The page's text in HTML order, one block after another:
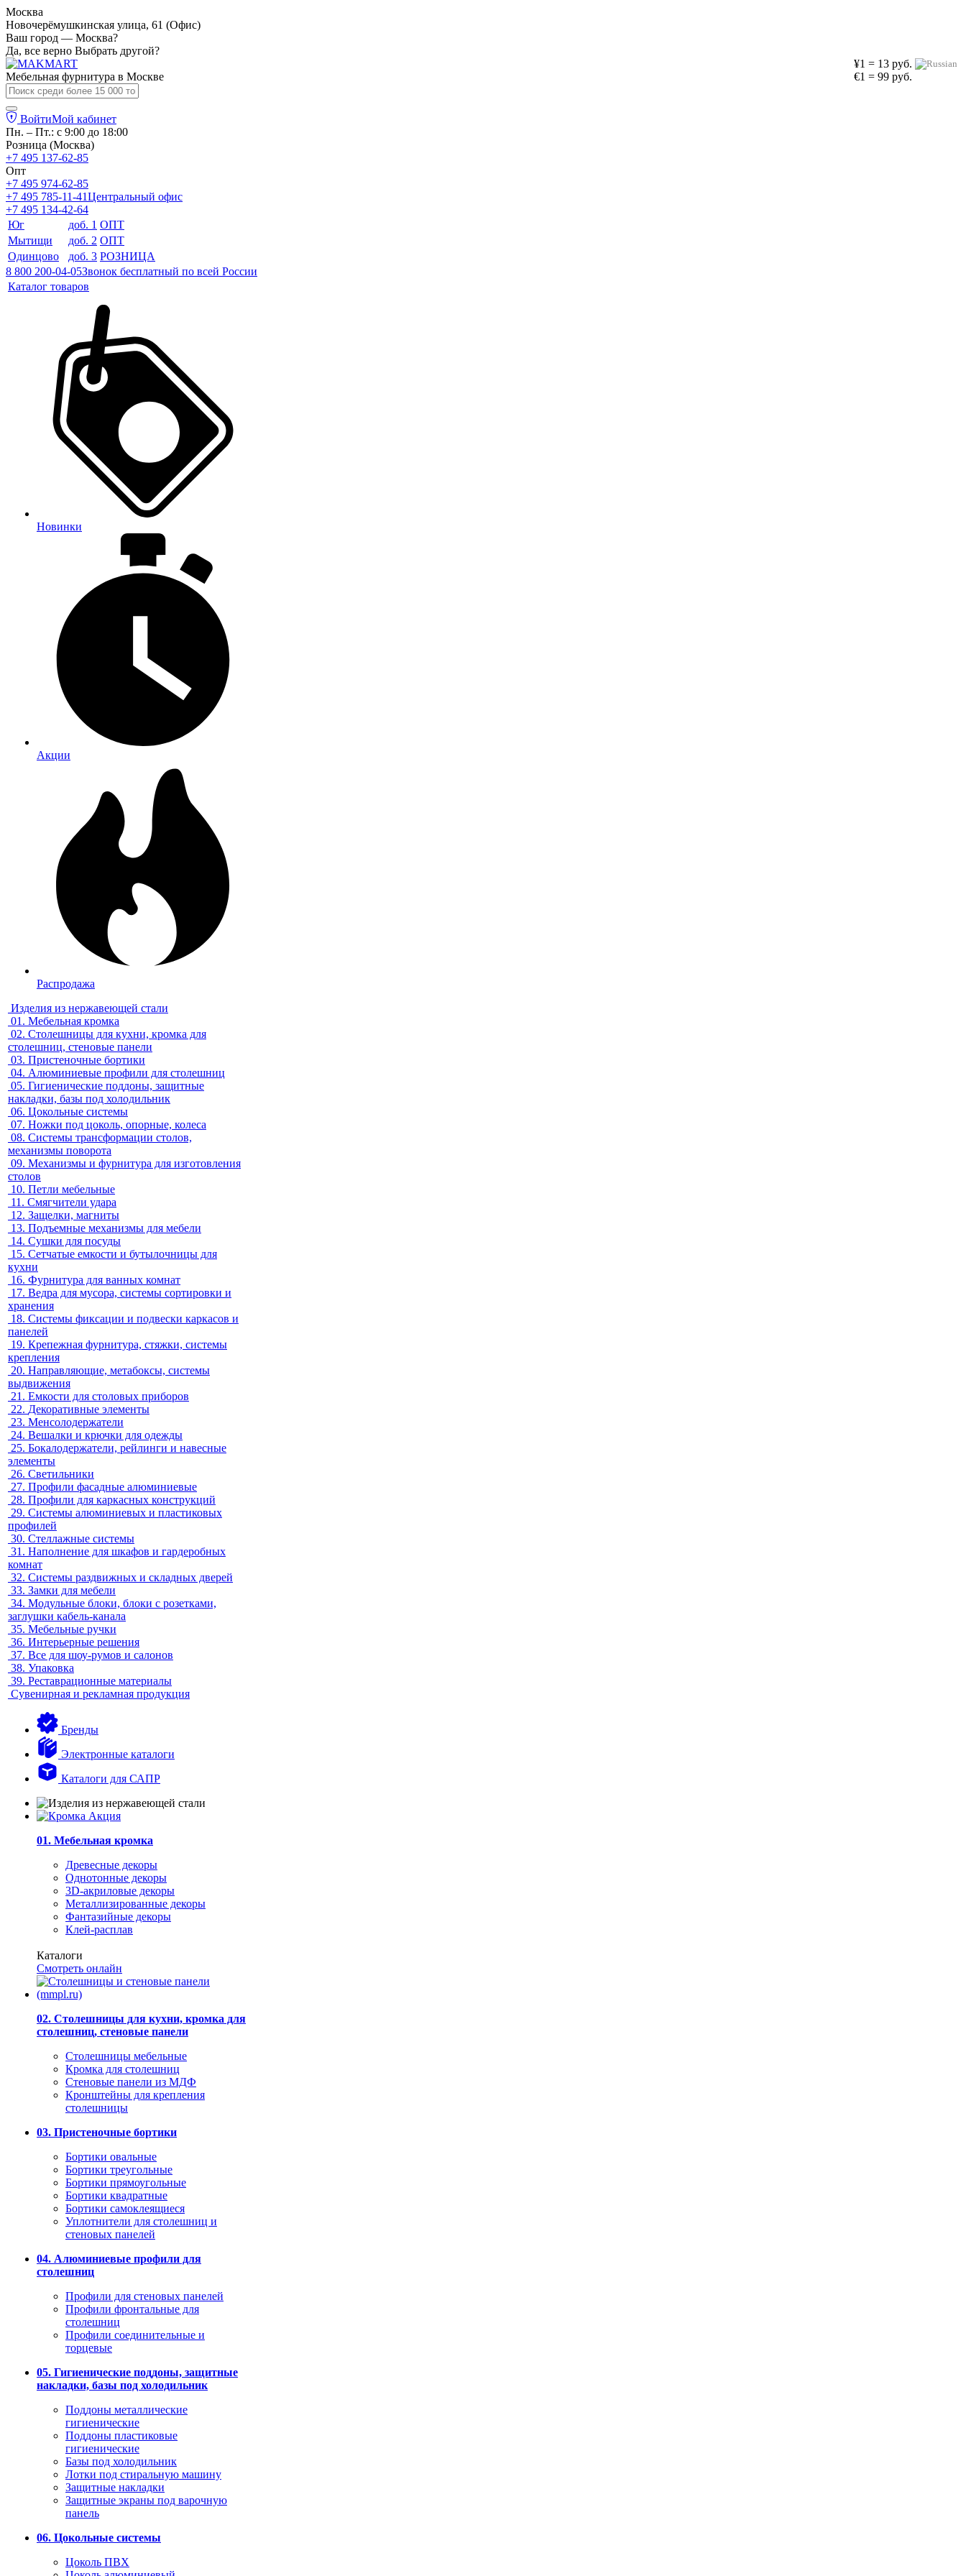
Москва
Новочерёмушкинская улица, 61 (Офис)
Ваш город — Москва?
Да, все верно Выбрать другой?
¥1 = 13 руб.
€1 = 99 руб.
Мебельная фурнитура в Москве
ВойтиМой кабинет
Пн. – Пт.: с 9:00 до 18:00
Розница (Москва)
+7 495 137-62-85
Опт
+7 495 974-62-85
+7 495 785-11-41Центральный офис
+7 495 134-42-64
Юг
доб. 1 ОПТ
Мытищи
доб. 2 ОПТ
Одинцово
доб. 3 РОЗНИЦА
8 800 200-04-05Звонок бесплатный по всей России
Каталог товаров
Новинки
Акции
Распродажа
Изделия из нержавеющей стали
01. Мебельная кромка
02. Столешницы для кухни, кромка для
столешниц, стеновые панели
03. Пристеночные бортики
04. Алюминиевые профили для столешниц
05. Гигиенические поддоны, защитные
накладки, базы под холодильник
06. Цокольные системы
07. Ножки под цоколь, опорные, колеса
08. Системы трансформации столов,
механизмы поворота
09. Механизмы и фурнитура для изготовления
столов
10. Петли мебельные
11. Смягчители удара
12. Защелки, магниты
13. Подъемные механизмы для мебели
14. Сушки для посуды
15. Сетчатые емкости и бутылочницы для
кухни
16. Фурнитура для ванных комнат
17. Ведра для мусора, системы сортировки и
хранения
18. Системы фиксации и подвески каркасов и
панелей
19. Крепежная фурнитура, стяжки, системы
крепления
20. Направляющие, метабоксы, системы
выдвижения
21. Емкости для столовых приборов
22. Декоративные элементы
23. Менсолодержатели
24. Вешалки и крючки для одежды
25. Бокалодержатели, рейлинги и навесные
элементы
26. Светильники
27. Профили фасадные алюминиевые
28. Профили для каркасных конструкций
29. Системы алюминиевых и пластиковых
профилей
30. Стеллажные системы
31. Наполнение для шкафов и гардеробных
комнат
32. Системы раздвижных и складных дверей
33. Замки для мебели
34. Модульные блоки, блоки с розетками,
заглушки кабель-канала
35. Мебельные ручки
36. Интерьерные решения
37. Все для шоу-румов и салонов
38. Упаковка
39. Реставрационные материалы
Сувенирная и рекламная продукция
Бренды
Электронные каталоги
Каталоги для САПР
01. Мебельная кромка
Древесные декоры
Однотонные декоры
3D-акриловые декоры
Металлизированные декоры
Фантазийные декоры
Клей-расплав
Каталоги
Смотреть онлайн
02. Столешницы для кухни, кромка для
столешниц, стеновые панели
Столешницы мебельные
Кромка для столешниц
Стеновые панели из МДФ
Кронштейны для крепления
столешницы
03. Пристеночные бортики
Бортики овальные
Бортики треугольные
Бортики прямоугольные
Бортики квадратные
Бортики самоклеящиеся
Уплотнители для столешниц и
стеновых панелей
04. Алюминиевые профили для
столешниц
Профили для стеновых панелей
Профили фронтальные для
столешниц
Профили соединительные и
торцевые
05. Гигиенические поддоны, защитные
накладки, базы под холодильник
Поддоны металлические
гигиенические
Поддоны пластиковые
гигиенические
Базы под холодильник
Лотки под стиральную машину
Защитные накладки
Защитные экраны под варочную
панель
06. Цокольные системы
Цоколь ПВХ